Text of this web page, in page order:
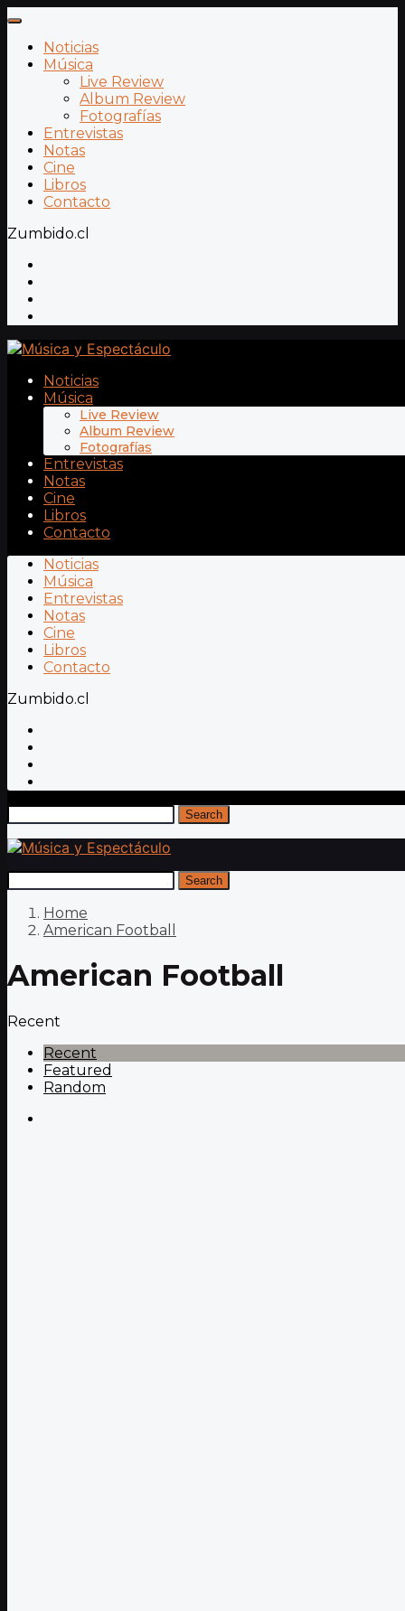
Noticias
Música
Live Review
Album Review
Fotografías
Entrevistas
Notas
Cine
Libros
Contacto
Zumbido.cl
Noticias
Música
Live Review
Album Review
Fotografías
Entrevistas
Notas
Cine
Libros
Contacto
Noticias
Música
Entrevistas
Notas
Cine
Libros
Contacto
Zumbido.cl
Search
Search
Home
American Football
American Football
Recent
Recent
Featured
Random